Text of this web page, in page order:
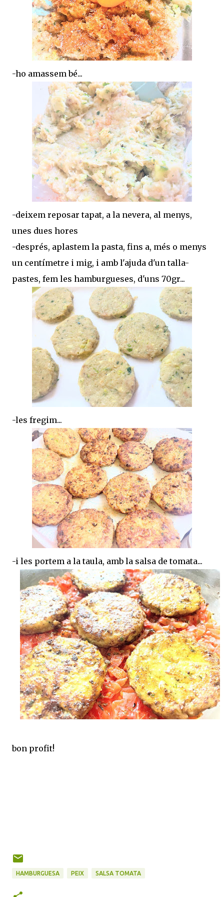
-ho amassem bé...
-deixem reposar tapat, a la nevera, al menys,
unes dues hores
-després, aplastem la pasta, fins a, més o menys
un centímetre i mig, i amb l'ajuda d'un talla-
pastes, fem les hamburgueses, d'uns 70gr...
-les fregim...
-i les portem a la taula, amb la salsa de tomata...
bon profit!
HAMBURGUESA PEIX SALSA TOMATA